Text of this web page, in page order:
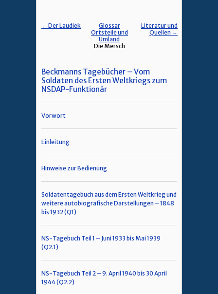
← Der Laudiek
Literatur und
Quellen →
Glossar
Ortsteile und
Umland
Die Mersch
Beckmanns Tagebücher – Vom
Soldaten des Ersten Weltkriegs zum
NSDAP-Funktionär
Vorwort
Einleitung
Hinweise zur Bedienung
Soldatentagebuch aus dem Ersten Weltkrieg und
weitere autobiografische Darstellungen – 1848
bis 1932 (Q1)
NS-Tagebuch Teil 1 – Juni 1933 bis Mai 1939
(Q2.1)
NS-Tagebuch Teil 2 – 9. April 1940 bis 30 April
1944 (Q2.2)